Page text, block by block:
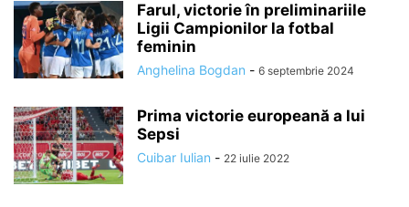
Farul, victorie în preliminariile
Ligii Campionilor la fotbal
feminin
Anghelina Bogdan - 6 septembrie 2024
Prima victorie europeană a lui
Sepsi
Cuibar Iulian - 22 iulie 2022